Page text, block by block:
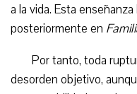
a la vida. Esta
posteriormente en
Por tanto, toda
desorden objetivo,